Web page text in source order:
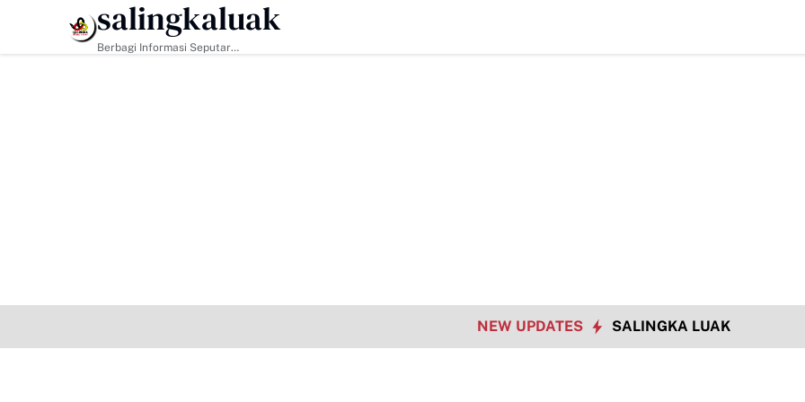
HEADLINE TMMD Ke-129
salingkaluak
Berbagi Informasi Seputar
NEW UPDATES SALINGKA LUAK